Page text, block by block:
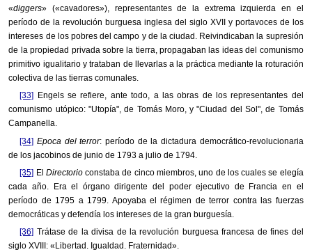
«diggers» («cavadores»), representantes de la extrema izquierda en el
período de la revolución burguesa inglesa del siglo XVII y portavoces de los
intereses de los pobres del campo y de la ciudad. Reivindicaban la supresión
de la propiedad privada sobre la tierra, propagaban las ideas del comunismo
primitivo igualitario y trataban de llevarlas a la práctica mediante la roturación
colectiva de las tierras comunales.
[33] Engels se refiere, ante todo, a las obras de los representantes del
comunismo utópico: "Utopía", de Tomás Moro, y "Ciudad del Sol", de Tomás
Campanella.
[34] Epoca del terror: período de la dictadura democrático-revolucionaria
de los jacobinos de junio de 1793 a julio de 1794.
[35] El Directorioconstaba de cinco miembros, uno de los cuales se elegía
cada año. Era el órgano dirigente del poder ejecutivo de Francia en el
período de 1795 a 1799. Apoyaba el régimen de terror contra las fuerzas
democráticas y defendía los intereses de la gran burguesía.
[36] Trátase de la divisa de la revolución burguesa francesa de fines del
siglo XVIII: «Libertad. Igualdad. Fraternidad».